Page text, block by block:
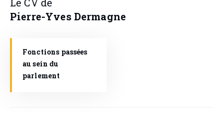
Pierre-Yves Dermagne
Fonctions passées
au sein du
parlement